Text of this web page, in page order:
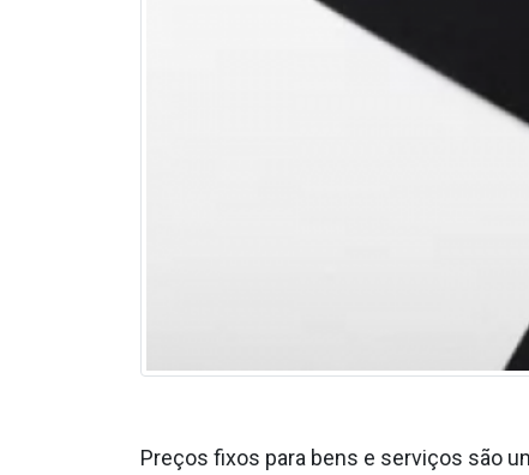
Preços fixos para bens e serviços são